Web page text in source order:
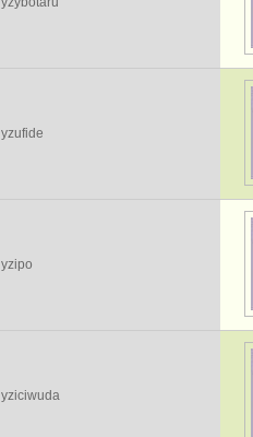
yzufide
yzipo
yziciwuda